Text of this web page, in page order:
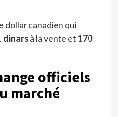
dollar canadien qui
dinars à la vente et 170
officiels
marché